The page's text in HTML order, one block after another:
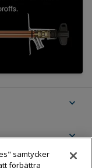
expand_more
expand_more
samtycker
förbättra